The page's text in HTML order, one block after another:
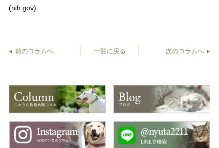
(nih.gov)
前のコラムへ 一覧に戻る 次のコラムへ